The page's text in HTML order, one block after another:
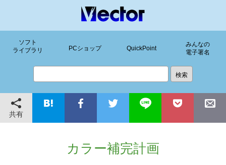
ソフト
ライブラリ
PCショップ QuickPoint
みんなの
電子署名
共有
カラー補完計画